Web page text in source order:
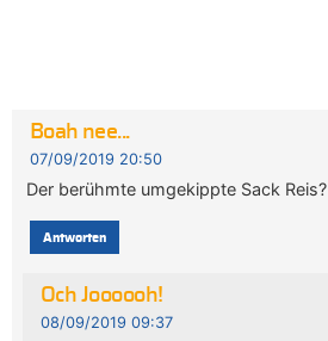
Boah nee...
07/09/2019 20:50
Der berühmte umgekippte Sack Reis?
Antworten
Och Joooooh!
08/09/2019 09:37